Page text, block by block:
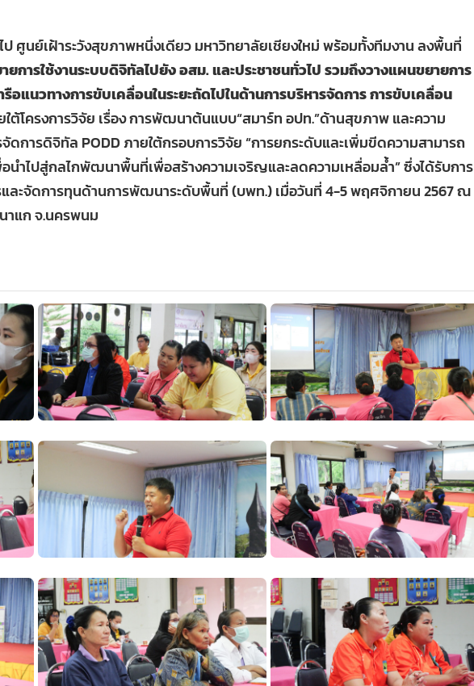
ศูนย์เฝ้าระวังสุขภาพหนึ่งเดียว มหาวิทยาลัยเชียงใหม่ พร้อมทั้งทีมงาน ลงพื้นที่
ยการใช้งานระบบดิจิทัลไปยัง อสม. และประชาชนทั่วไป รวมถึงวางแผนขยายการ
รือแนวทางการขับเคลื่อนในระยะถัดไปในด้านการบริหารจัดการ การขับเคลื่อน
ใต้โครงการวิจัย เรื่อง การพัฒนาต้นแบบ“สมาร์ท อปท.”ด้านสุขภาพ และความ
ารดิจิทัล PODD ภายใต้กรอบการวิจัย “การยกระดับและเพิ่มขีดความสามารถ
ำไปสู่กลไกพัฒนาพื้นที่เพื่อสร้างความเจริญและลดความเหลื่อมล้ำ” ซึ่งได้รับการ
ละจัดการทุนด้านการพัฒนาระดับพื้นที่ (บพท.) เมื่อวันที่ 4-5 พฤศจิกายน 2567 ณ
าแก จ.นครพนม